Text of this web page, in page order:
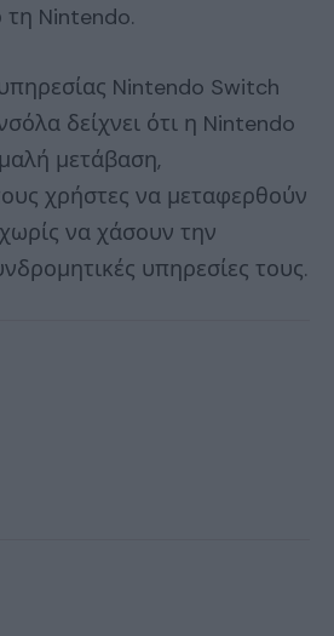
τη Nintendo.
Nintendo Switch
δείχνει ότι η Nintendo
μετάβαση,
χρήστες να μεταφερθούν
να χάσουν την
υπηρεσίες τους.